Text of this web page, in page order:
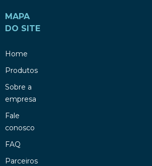
MAPA
DO SITE
Home
Produtos
Sobre a
empresa
Fale
conosco
FAQ
Parceiros